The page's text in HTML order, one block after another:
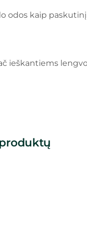
odos kaip
ieškantiems